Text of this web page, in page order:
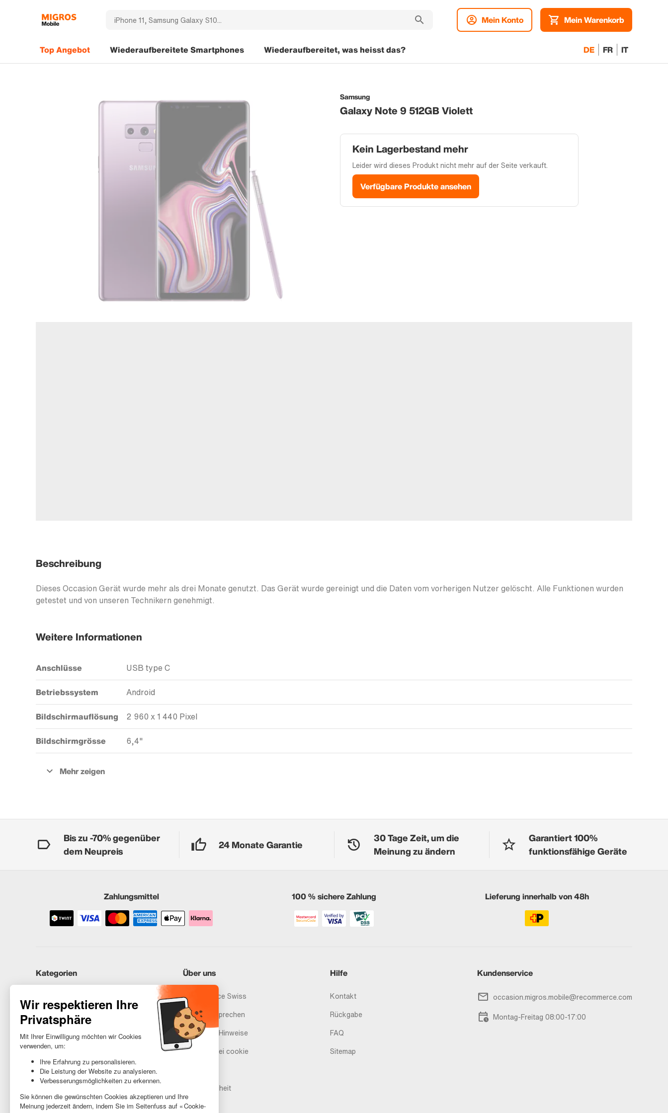
Mein Konto Mein Warenkorb
DE FR IT
Top Angebot Wiederaufbereitete Smartphones Wiederaufbereitet, was heisst das?
Samsung
Galaxy Note 9 512GB Violett
Kein Lagerbestand mehr
Leider wird dieses Produkt nicht mehr auf der Seite verkauft.
Verfügbare Produkte ansehen
Beschreibung
Dieses Occasion Gerät wurde mehr als drei Monate genutzt. Das Gerät wurde gereinigt und die Daten vom vorherigen Nutzer gelöscht. Alle Funktionen wurden
getestet und von unseren Technikern genehmigt.
Weitere Informationen
Anschlüsse USB type C
Betriebssystem Android
Bildschirmauflösung 2 960 x 1 440 Pixel
Bildschirmgrösse 6,4"
Bis zu -70% gegenüber
dem Neupreis
24 Monate Garantie
30 Tage Zeit, um die
Meinung zu ändern
Garantiert 100%
funktionsfähige Geräte
Zahlungsmittel 100 % sichere Zahlung Lieferung innerhalb von 48h
Kategorien
Samsung
Huawei
Benötigst du Hilfe?
Über uns
Recommerce Swiss
Unser Versprechen
Rechtliche Hinweise
Gestione dei cookie
Barrierefreiheit
Hilfe
Kontakt
Rückgabe
FAQ
Sitemap
Kundenservice
occasion.migros.mobile@recommerce.com
Montag-Freitag 08:00-17:00